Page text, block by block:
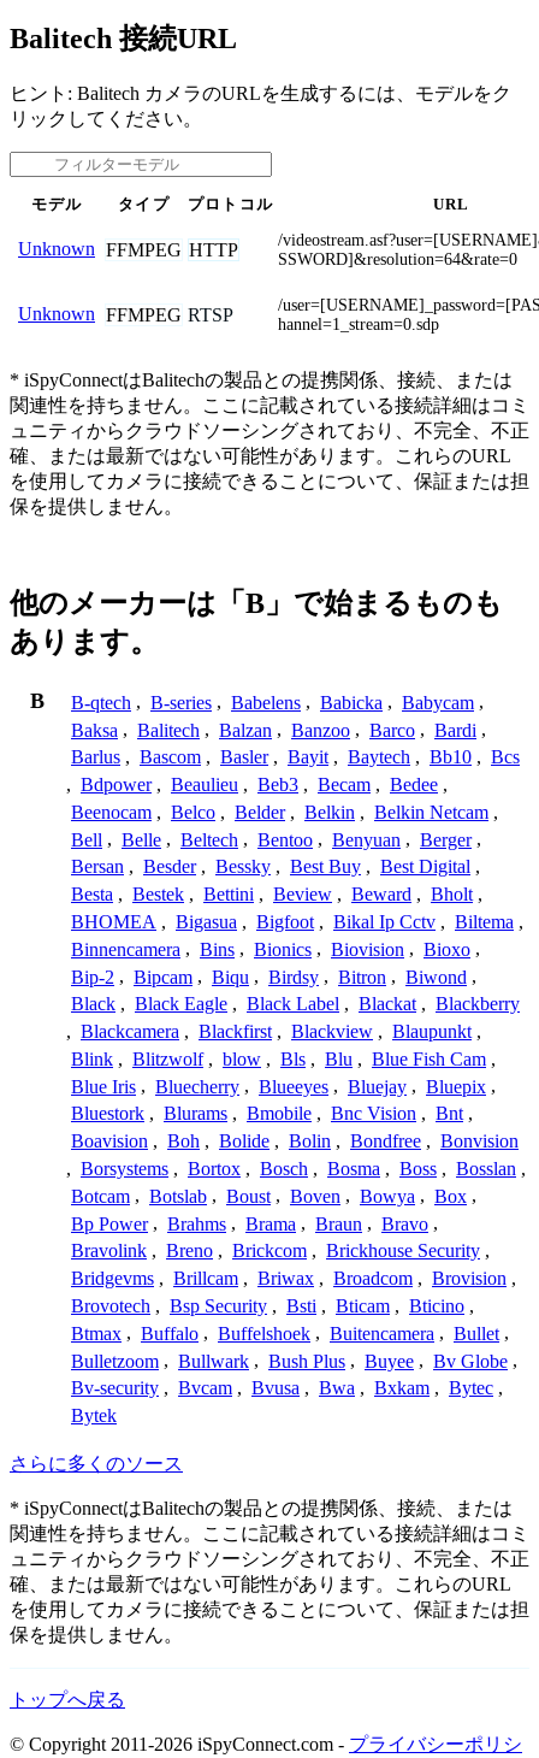
Balitech 接続URL
ヒント: Balitech カメラのURLを生成するには、モデルをク
リックしてください。
モデル タイプ プロトコル URL
Unknown FFMPEG HTTP
/
SSWORD]&resolution=64&rate=0
Unknown FFMPEG RTSP
/
hannel=1_stream=0.sdp
* iSpyConnectはBalitechの製品との提携関係、接続、または
関連性を持ちません。ここに記載されている接続詳細はコミ
ュニティからクラウドソーシングされており、不完全、不正
確、または最新ではない可能性があります。これらのURL
を使用してカメラに接続できることについて、保証または担
保を提供しません。
他のメーカーは「B」で始まるものも
あります。
B B-qtech , B-series , Babelens , Babicka , Babycam ,
Baksa , Balitech , Balzan , Banzoo , Barco , Bardi ,
Barlus , Bascom , Basler , Bayit , Baytech , Bb10 , Bcs
, Bdpower , Beaulieu , Beb3 , Becam , Bedee ,
Beenocam , Belco , Belder , Belkin , Belkin Netcam ,
Bell , Belle , Beltech , Bentoo , Benyuan , Berger ,
Bersan , Besder , Bessky , Best Buy , Best Digital ,
Besta , Bestek , Bettini , Beview , Beward , Bholt ,
BHOMEA , Bigasua , Bigfoot , Bikal Ip Cctv , Biltema ,
Binnencamera , Bins , Bionics , Biovision , Bioxo ,
Bip-2 , Bipcam , Biqu , Birdsy , Bitron , Biwond ,
Black , Black Eagle , Black Label , Blackat , Blackberry
, Blackcamera , Blackfirst , Blackview , Blaupunkt ,
Blink , Blitzwolf , blow , Bls , Blu , Blue Fish Cam ,
Blue Iris , Bluecherry , Blueeyes , Bluejay , Bluepix ,
Bluestork , Blurams , Bmobile , Bnc Vision , Bnt ,
Boavision , Boh , Bolide , Bolin , Bondfree , Bonvision
, Borsystems , Bortox , Bosch , Bosma , Boss , Bosslan ,
Botcam , Botslab , Boust , Boven , Bowya , Box ,
Bp Power , Brahms , Brama , Braun , Bravo ,
Bravolink , Breno , Brickcom , Brickhouse Security ,
Bridgevms , Brillcam , Briwax , Broadcom , Brovision ,
Brovotech , Bsp Security , Bsti , Bticam , Bticino ,
Btmax , Buffalo , Buffelshoek , Buitencamera , Bullet ,
Bulletzoom , Bullwark , Bush Plus , Buyee , Bv Globe ,
Bv-security , Bvcam , Bvusa , Bwa , Bxkam , Bytec ,
Bytek
さらに多くのソース
* iSpyConnectはBalitechの製品との提携関係、接続、または
関連性を持ちません。ここに記載されている接続詳細はコミ
ュニティからクラウドソーシングされており、不完全、不正
確、または最新ではない可能性があります。これらのURL
を使用してカメラに接続できることについて、保証または担
保を提供しません。
トップへ戻る
© Copyright 2011-2026 iSpyConnect.com - プライバシーポリシ